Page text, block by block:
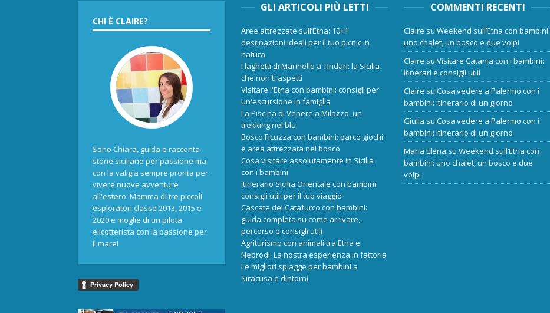
CHI È CLAIRE?
Sono Chiara, guida e racconta-
storie siciliane per passione ma
con la valigia sempre pronta per
vivere nuove avventure
all'estero. Mamma di tre piccoli
esploratori classe 2013, 2015 e
2020 e moglie di un pilota
elicotterista con la passione per
il mare!
GLI ARTICOLI PIÙ LETTI
Aree attrezzate sull’Etna: 10+1
destinazioni ideali per il tuo picnic in
natura
I laghetti di Marinello a Tindari: la Sicilia
che non ti aspetti
Visitare l'Etna con bambini: consigli per
un'escursione in famiglia
La Piscina di Venere a Milazzo, un
trekking nel blu
Bosco Ficuzza con bambini: parco giochi
e area attrezzata nel bosco
Cosa visitare assolutamente in Sicilia
con i bambini
Itinerario Sicilia Orientale con bambini:
consigli utili per il tuo viaggio
Cascate del Catafurco con bambini:
guida completa su come arrivare,
percorso e consigli utili
Agriturismo con animali tra Etna e
Nebrodi: La nostra esperienza in fattoria
Le migliori spiagge per bambini a
Siracusa e dintorni
COMMENTI RECENTI
Claire suWeekend sull’Etna con bambini:
uno chalet, un bosco e due volpi
Claire suVisitare Catania con i bambini:
itinerari e consigli utili
Claire suCosa vedere a Palermo con i
bambini: itinerario di un giorno
Giulia suCosa vedere a Palermo con i
bambini: itinerario di un giorno
Maria Elena suWeekend sull’Etna con
bambini: uno chalet, un bosco e due
volpi